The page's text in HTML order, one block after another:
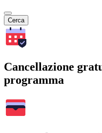
Cerca
Cancellazione
programma